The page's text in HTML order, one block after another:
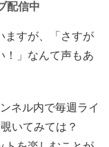
配信中
ますが、「さすが
！」なんて声もあ
ネル内で毎週ライ
いてみては？